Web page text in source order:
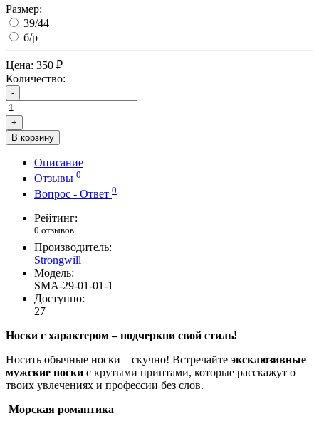
Размер:
39/44
б/р
Цена: 350 ₽
Количество:
-
+
В корзину
Описание
Отзывы 0
Вопрос - Ответ 0
Рейтинг:
0 отзывов
Производитель:
Strongwill
Модель:
SMA-29-01-01-1
Доступно:
27
Носки с характером – подчеркни свой стиль!
Носить обычные носки – скучно! Встречайте эксклюзивные
мужские носки с крутыми принтами, которые расскажут о
твоих увлечениях и профессии без слов.
Морская романтика